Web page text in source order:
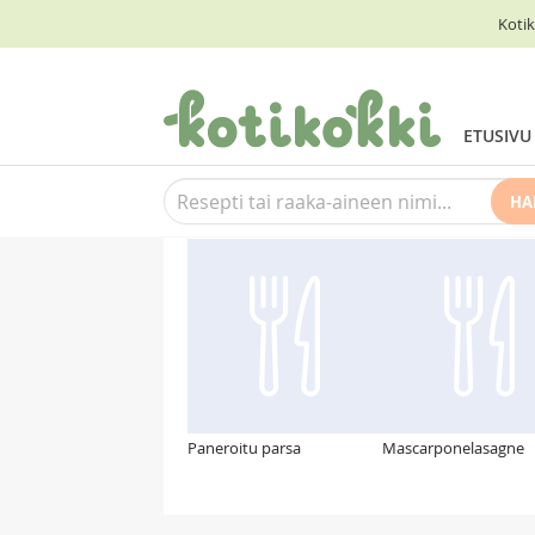
ETUSIVU
Suosittelemme myös
Paneroitu parsa Mascarponelasagne